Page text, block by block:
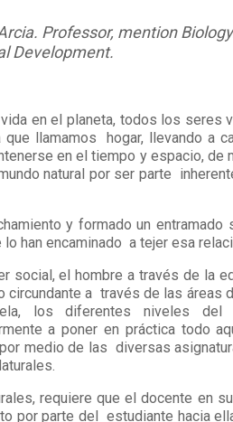
Professor, mention
Development.
en el planeta, todos los seres
llamamos hogar, llevando a
en el tiempo y espacio, de
natural por ser parte
y formado un
han encaminado a tejer esa
social, el hombre a través de la
circundante a través de las áreas
los diferentes niveles del
a poner en práctica todo
medio de las diversas
requiere que el docente en
por parte del estudiante hacia